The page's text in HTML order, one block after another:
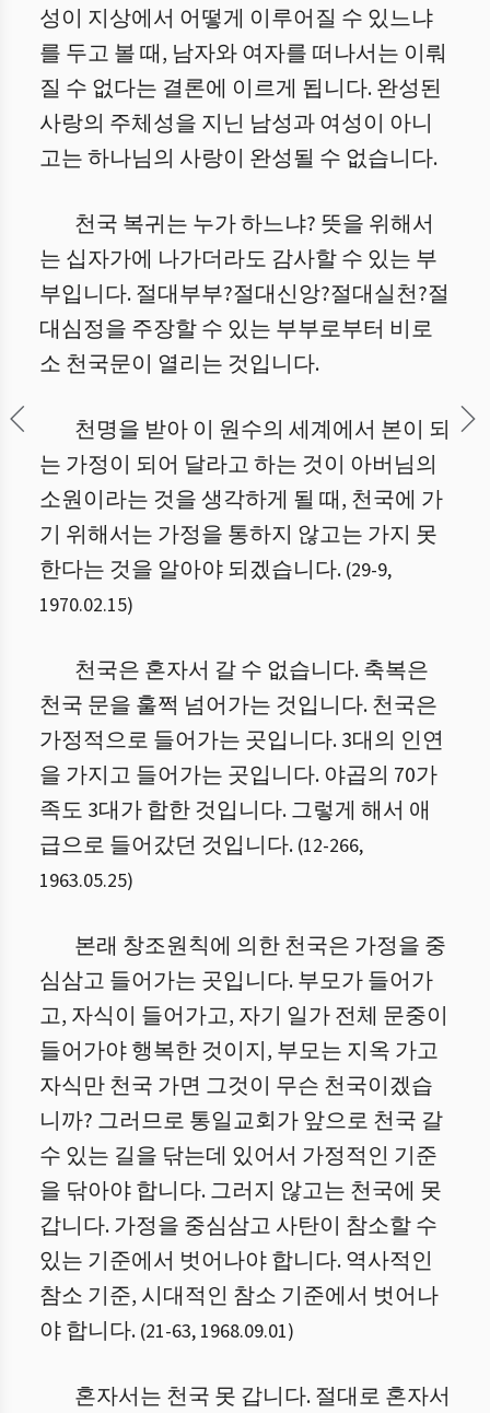
성이 지상에서 어떻게 이루어질 수 있느냐
를 두고 볼 때, 남자와 여자를 떠나서는 이뤄
질 수 없다는 결론에 이르게 됩니다. 완성된
사랑의 주체성을 지닌 남성과 여성이 아니
고는 하나님의 사랑이 완성될 수 없습니다.
천국 복귀는 누가 하느냐? 뜻을 위해서
는 십자가에 나가더라도 감사할 수 있는 부
부입니다. 절대부부?절대신앙?절대실천?절
대심정을 주장할 수 있는 부부로부터 비로
소 천국문이 열리는 것입니다.
천명을 받아 이 원수의 세계에서 본이 되
는 가정이 되어 달라고 하는 것이 아버님의
소원이라는 것을 생각하게 될 때, 천국에 가
기 위해서는 가정을 통하지 않고는 가지 못
한다는 것을 알아야 되겠습니다. (29-9,
1970.02.15)
천국은 혼자서 갈 수 없습니다. 축복은
천국 문을 훌쩍 넘어가는 것입니다. 천국은
가정적으로 들어가는 곳입니다. 3대의 인연
을 가지고 들어가는 곳입니다. 야곱의 70가
족도 3대가 합한 것입니다. 그렇게 해서 애
급으로 들어갔던 것입니다. (12-266,
1963.05.25)
본래 창조원칙에 의한 천국은 가정을 중
심삼고 들어가는 곳입니다. 부모가 들어가
고, 자식이 들어가고, 자기 일가 전체 문중이
들어가야 행복한 것이지, 부모는 지옥 가고
자식만 천국 가면 그것이 무슨 천국이겠습
니까? 그러므로 통일교회가 앞으로 천국 갈
수 있는 길을 닦는데 있어서 가정적인 기준
을 닦아야 합니다. 그러지 않고는 천국에 못
갑니다. 가정을 중심삼고 사탄이 참소할 수
있는 기준에서 벗어나야 합니다. 역사적인
참소 기준, 시대적인 참소 기준에서 벗어나
야 합니다. (21-63, 1968.09.01)
혼자서는 천국 못 갑니다. 절대로 혼자서